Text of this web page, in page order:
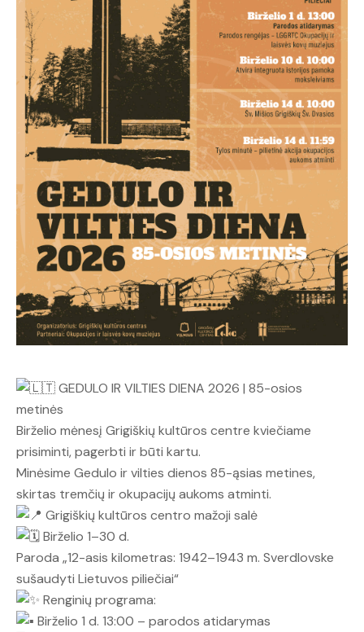
GEDULO IR VILTIES DIENA 2026 | 85-osios
metinės
Birželio mėnesį Grigiškių kultūros centre kviečiame
prisiminti, pagerbti ir būti kartu.
Minėsime Gedulo ir vilties dienos 85-ąsias metines,
skirtas tremčių ir okupacijų aukoms atminti.
Grigiškių kultūros centro mažoji salė
Birželio 1–30 d.
Paroda „12-asis kilometras: 1942–1943 m. Sverdlovske
sušaudyti Lietuvos piliečiai“
Renginių programa:
Birželio 1 d. 13:00 – parodos atidarymas